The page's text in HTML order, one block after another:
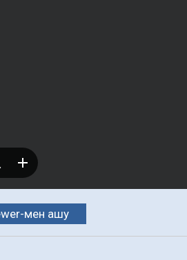
мен ашу